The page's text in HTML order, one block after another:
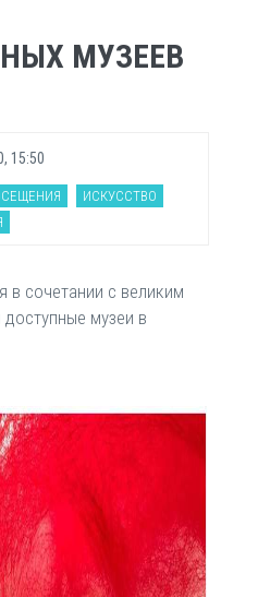
МУЗЕЕВ
15:50
ИСКУССТВО
в сочетании с великим
музеи в